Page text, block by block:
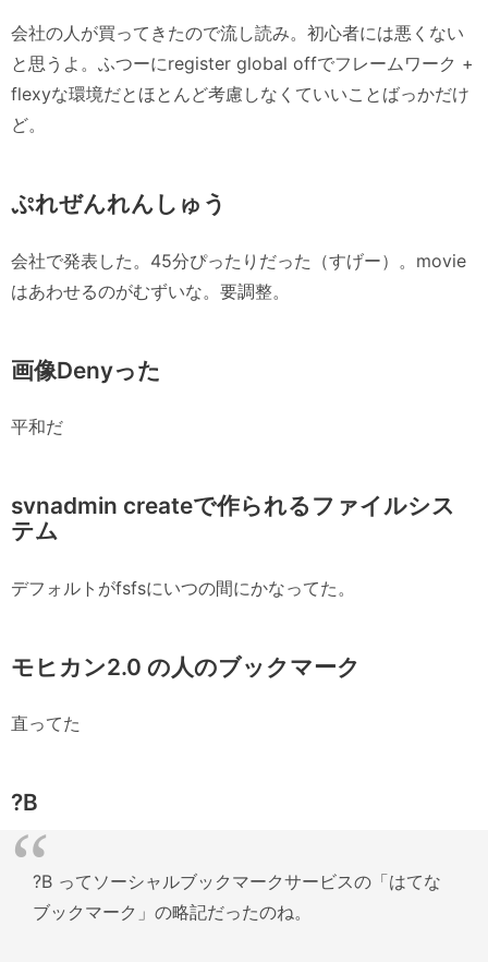
会社の人が買ってきたので流し読み。初心者には悪くない
と思うよ。ふつーにregister global offでフレームワーク +
flexyな環境だとほとんど考慮しなくていいことばっかだけ
ど。
ぷれぜんれんしゅう
会社で発表した。45分ぴったりだった（すげー）。movie
はあわせるのがむずいな。要調整。
画像Denyった
平和だ
svnadmin createで作られるファイルシス
テム
デフォルトがfsfsにいつの間にかなってた。
モヒカン2.0 の人のブックマーク
直ってた
?B
?B ってソーシャルブックマークサービスの「はてな
ブックマーク」の略記だったのね。